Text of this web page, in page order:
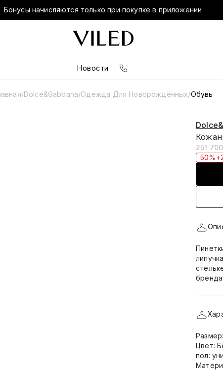
Бонусы начисляются только при покупке в приложении
Новости
/Dolce&Gabbana/Одежда Для Новорождённых/Обувь
251
Цвет:
пол: